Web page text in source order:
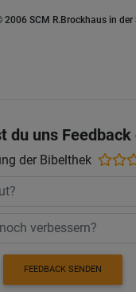
2006 SCM R.Brockhaus in
du uns Feedback
der Bibelthek
FEEDBACK SENDEN